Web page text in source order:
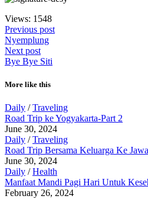
Views: 1548
Previous post
Nyemplung
Next post
Bye Bye Siti
More like this
Daily /Traveling
Road Trip ke Yogyakarta-Part 2
June 30, 2024
Daily /Traveling
Road Trip Bersama Keluarga Ke
June 30, 2024
Daily /Health
Manfaat Mandi Pagi Hari Untuk
February 26, 2024